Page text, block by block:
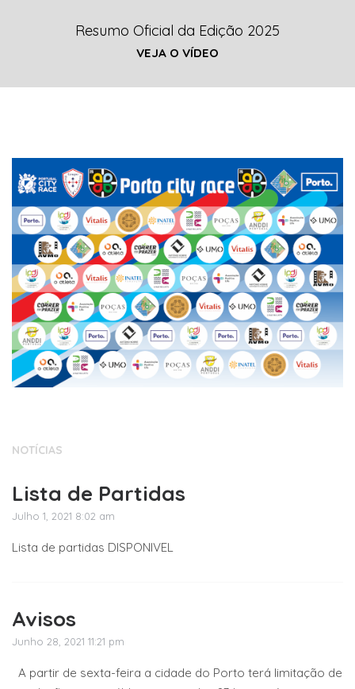
Resumo Oficial da Edição 2025
VEJA O VÍDEO
NOTÍCIAS
Lista de Partidas
Julho 1, 2021 8:02 am
Lista de partidas DISPONIVEL
Avisos
Junho 28, 2021 11:21 pm
A partir de sexta-feira a cidade do Porto terá limitação de